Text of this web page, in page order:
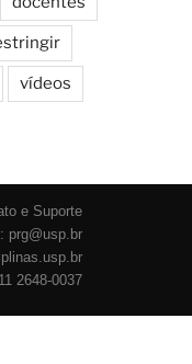
vídeos
e Suporte
prg@usp.br
2648-0037